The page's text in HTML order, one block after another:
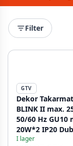
Filter
GTV
Dekor
BLINK II max.
50/60 Hz GU10
20W*2 IP20
1208963847
I lager